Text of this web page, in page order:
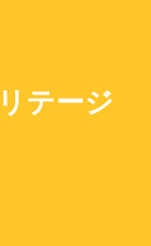
テージ